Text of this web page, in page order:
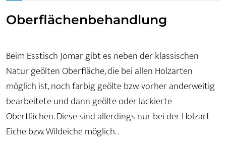
Oberflächenbehandlung
Beim Esstisch Jomar gibt es neben der klassischen
Natur geölten Oberfläche, die bei allen Holzarten
möglich ist, noch farbig geölte bzw. vorher anderweitig
bearbeitete und dann geölte oder lackierte
Oberflächen. Diese sind allerdings nur bei der Holzart
Eiche bzw. Wildeiche möglich. .